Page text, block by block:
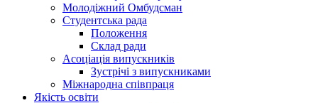
Молодіжний Омбудсман
Студентська рада
Положення
Склад ради
Асоціація випускників
Зустрічі з випускниками
Міжнародна співпраця
Якість освіти